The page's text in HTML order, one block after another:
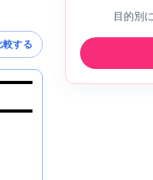
較する
目的別